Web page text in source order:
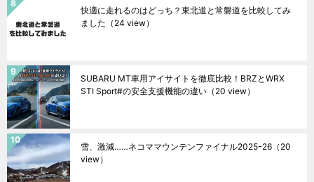
快適に走れるのはどっち？東北道と常磐道を比較してみ
ました （24 view）
SUBARU MT車用アイサイトを徹底比較！BRZとWRX
STI Sport#の安全支援機能の違い （20 view）
雪、激減……ネコママウンテンファイナル2025ｰ26 （20
view）